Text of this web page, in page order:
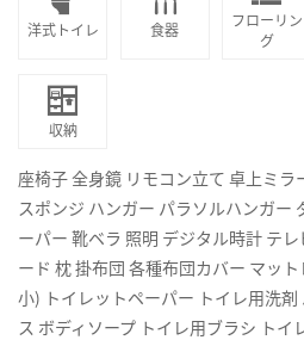
洋式トイレ 食器
フローリン
グ
収納
座椅子 全身鏡 リモコン立て 卓上ミラ
スポンジ ハンガー パラソルハンガー
ーパー 靴ベラ 照明 デジタル時計 テ
ード 枕 掛布団 各種布団カバー マッ
小) トイレットペーパー トイレ用洗
ス ボディソープ トイレ用ブラシ トイ